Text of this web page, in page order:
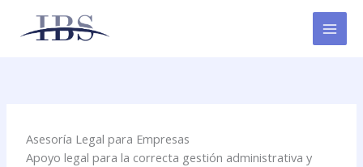
contenido
Asesoría Legal para Empresas
Apoyo legal para la correcta gestión administrativa y